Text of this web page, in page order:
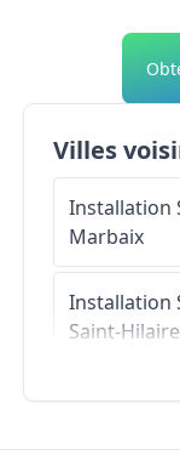
Villes
Installation
Marbaix
Installation
Saint-
Saint-Remy-